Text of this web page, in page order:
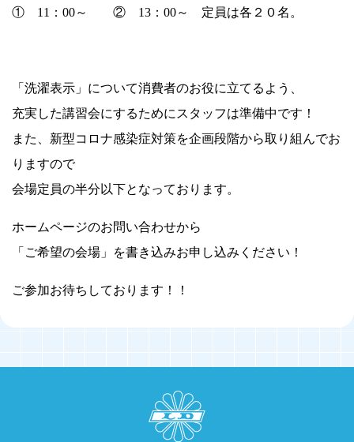
① 11：00～ ② 13：00～ 定員は各２０名。
「洗濯表示」について消費者のお役に立てるよう、
充実した講習会にするためにスタッフは準備中です！
また、新型コロナ感染症対策を企画段階から取り組んでお
りますので
会場定員の半分以下となっております。
ホームページのお問い合わせから
「ご希望の会場」を書き込みお申し込みください！
ご参加お待ちしております！！